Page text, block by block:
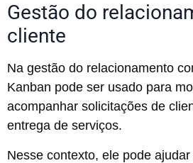
Gestão do
cliente
Na gestão do relacionamento
Kanban pode ser usado para
acompanhar solicitações de
entrega de serviços.
Nesse contexto, ele pode